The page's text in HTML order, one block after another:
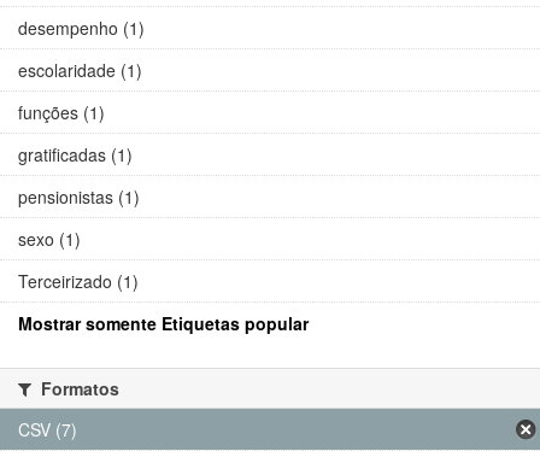
desempenho (1)
escolaridade (1)
funções (1)
gratificadas (1)
pensionistas (1)
sexo (1)
Terceirizado (1)
Mostrar somente Etiquetas popular
Formatos
CSV (7)